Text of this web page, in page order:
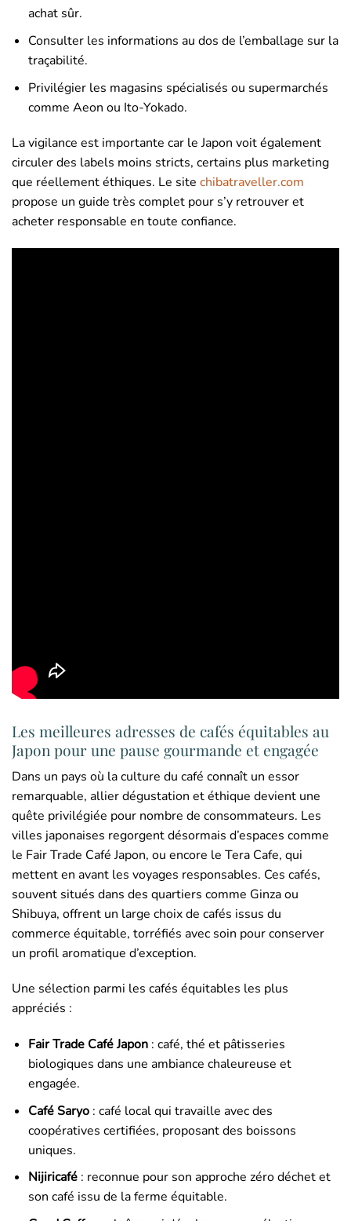
achat sûr.
Consulter les informations au dos de l’emballage sur la
traçabilité.
Privilégier les magasins spécialisés ou supermarchés
comme Aeon ou Ito-Yokado.
La vigilance est importante car le Japon voit également
circuler des labels moins stricts, certains plus marketing
que réellement éthiques. Le site chibatraveller.com
propose un guide très complet pour s’y retrouver et
acheter responsable en toute confiance.
Les meilleures adresses de cafés équitables au
Japon pour une pause gourmande et engagée
Dans un pays où la culture du café connaît un essor
remarquable, allier dégustation et éthique devient une
quête privilégiée pour nombre de consommateurs. Les
villes japonaises regorgent désormais d’espaces comme
le Fair Trade Café Japon, ou encore le Tera Cafe, qui
mettent en avant les voyages responsables. Ces cafés,
souvent situés dans des quartiers comme Ginza ou
Shibuya, offrent un large choix de cafés issus du
commerce équitable, torréfiés avec soin pour conserver
un profil aromatique d’exception.
Une sélection parmi les cafés équitables les plus
appréciés :
Fair Trade Café Japon: café, thé et pâtisseries
biologiques dans une ambiance chaleureuse et
engagée.
Café Saryo: café local qui travaille avec des
coopératives certifiées, proposant des boissons
uniques.
Nijiricafé: reconnue pour son approche zéro déchet et
son café issu de la ferme équitable.